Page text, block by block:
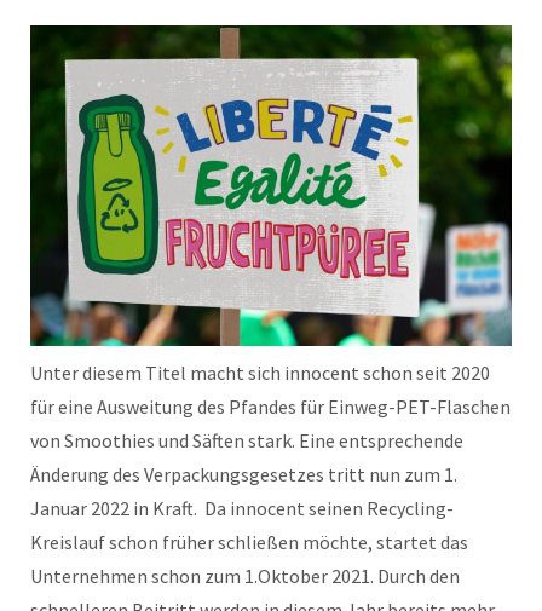
Unter diesem Titel macht sich innocent schon seit 2020
für eine Ausweitung des Pfandes für Einweg-PET-Flaschen
von Smoothies und Säften stark. Eine entsprechende
Änderung des Verpackungsgesetzes tritt nun zum 1.
Januar 2022 in Kraft. Da innocent seinen Recycling-
Kreislauf schon früher schließen möchte, startet das
Unternehmen schon zum 1.Oktober 2021. Durch den